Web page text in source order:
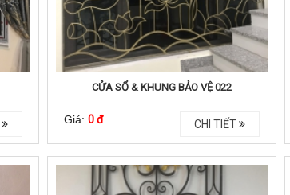
CỬA SỔ & KHUNG BẢO VỆ 022
Giá:0 đ CHI TIẾT